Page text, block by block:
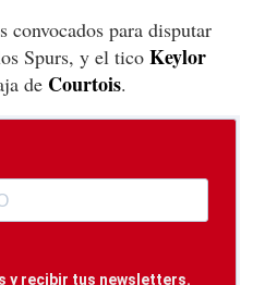
convocados para disputar
Spurs, y el tico Keylor
de Courtois.
y recibir tus newsletters.